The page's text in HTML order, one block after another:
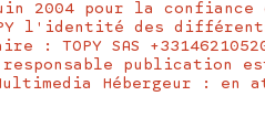
pour la confiance
l'identité des
SAS
publication
Hébergeur : en